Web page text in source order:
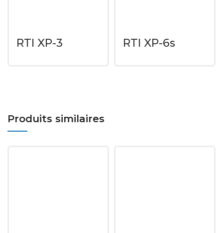
RTI XP-3 RTI XP-6s
Produits similaires